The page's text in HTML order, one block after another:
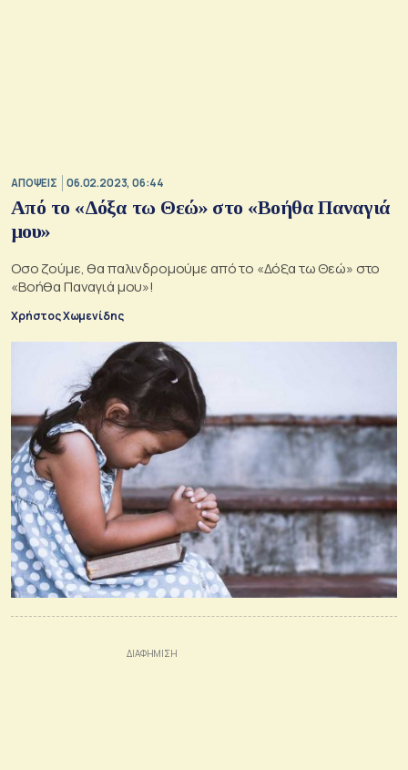
ΑΠΟΨΕΙΣ 06.02.2023, 06:44
Από το «Δόξα τω Θεώ» στο «Βοήθα Παναγιά
μου»
Οσο ζούμε, θα παλινδρομούμε από το «Δόξα τω Θεώ» στο
«Βοήθα Παναγιά μου»!
Χρήστος Χωμενίδης